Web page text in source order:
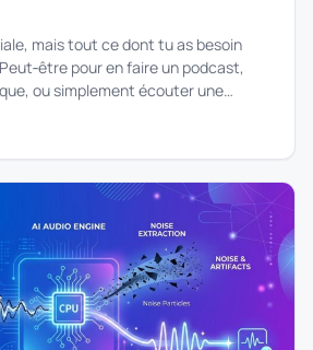
mais tout ce dont tu as besoin
pour en faire un podcast,
ou simplement écouter une…